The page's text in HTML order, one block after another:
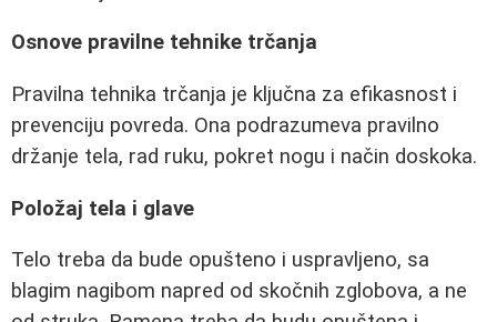
Osnove pravilne tehnike trčanja
Pravilna tehnika trčanja je ključna za efikasnost i
prevenciju povreda. Ona podrazumeva pravilno
držanje tela, rad ruku, pokret nogu i način doskoka.
Položaj tela i glave
Telo treba da bude opušteno i uspravljeno, sa
blagim nagibom napred od skočnih zglobova, a ne